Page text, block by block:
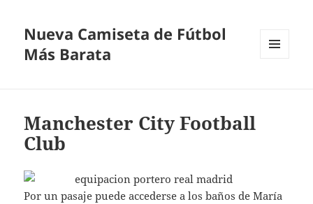
Nueva Camiseta de Fútbol
Más Barata
Manchester City Football
Club
Por un pasaje puede accederse a los baños de María